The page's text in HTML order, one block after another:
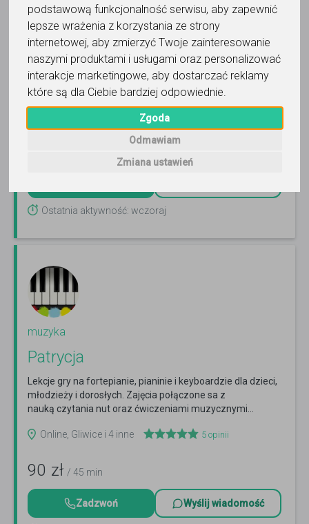
podstawową funkcjonalność serwisu, aby zapewnić
lepsze wrażenia z korzystania ze strony
internetowej, aby zmierzyć Twoje zainteresowanie
naszymi produktami i usługami oraz personalizować
interakcje marketingowe, aby dostarczać reklamy
które są dla Ciebie bardziej odpowiednie
Zgoda
Odmawiam
Zmiana ustawień
muzyka
Ago Ago Suzuki Piano Lessons -
Agata Drożdż
nauka gry na fortepianie, pianinie i keyboardzie dla dzieci
(od 3 roku życia), młodzieży i dorosłychCzytaj więcej
Online, Gliwice i 7 innych
Ostatnia aktywność: wczoraj
muzyka
Patrycja
Lekcje gry na fortepianie, pianinie i keyboardzie dla dzieci,
młodzieży i dorosłych. Zajęcia połączone sa z
nauką czytania nut oraz ćwiczeniami muzycznymi...
Online, Gliwice i 4 inne
5 opinii
90 zł / 45 min
Zadzwoń Wyślij wiadomość